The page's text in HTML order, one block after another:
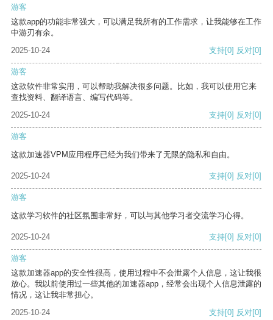
游客
这款app的功能非常强大，可以满足我所有的工作需求，让我能够在工作
中游刃有余。
2025-10-24
支持[0] 反对[0]
游客
这款软件非常实用，可以帮助我解决很多问题。比如，我可以使用它来
查找资料、翻译语言、编写代码等。
2025-10-24
支持[0] 反对[0]
游客
这款加速器VPM应用程序已经为我们带来了无限的隐私和自由。
2025-10-24 支持[0] 反对[0]
游客
这款学习软件的社区氛围非常好，可以与其他学习者交流学习心得。
2025-10-24 支持[0] 反对[0]
游客
这款加速器app的安全性很高，使用过程中不会泄露个人信息，这让我很
放心。我以前使用过一些其他的加速器app，经常会出现个人信息泄露的
情况，这让我非常担心。
2025-10-24
支持[0] 反对[0]